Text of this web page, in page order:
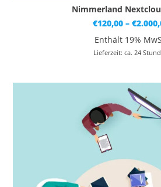
Nimmerland
€120,00 – €
Enthält 19%
Lieferzeit: ca. 24
Dieses Produkt weist mehrere Varianten auf. Die Optionen können auf der Produktseite gewählt werden